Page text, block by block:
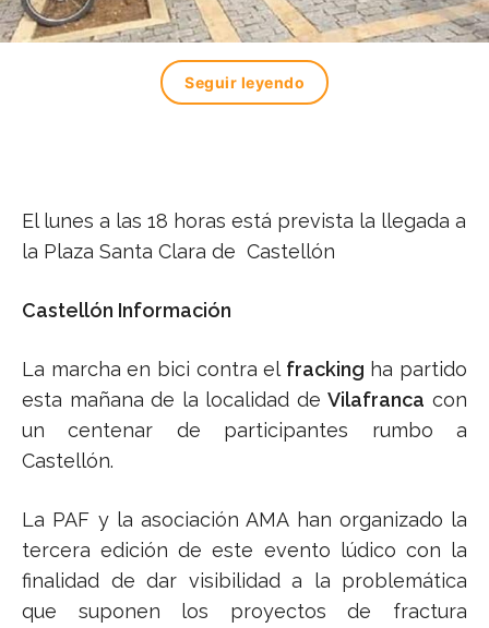
Seguir leyendo
El lunes a las 18 horas está prevista la llegada a
la Plaza Santa Clara de Castellón
Castellón Información
La marcha en bici contra el fracking ha partido
esta mañana de la localidad deVilafranca con
un centenar de participantes rumbo a
Castellón.
La PAF y la asociación AMA han organizado la
tercera edición de este evento lúdico con la
finalidad de dar visibilidad a la problemática
que suponen los proyectos de fractura